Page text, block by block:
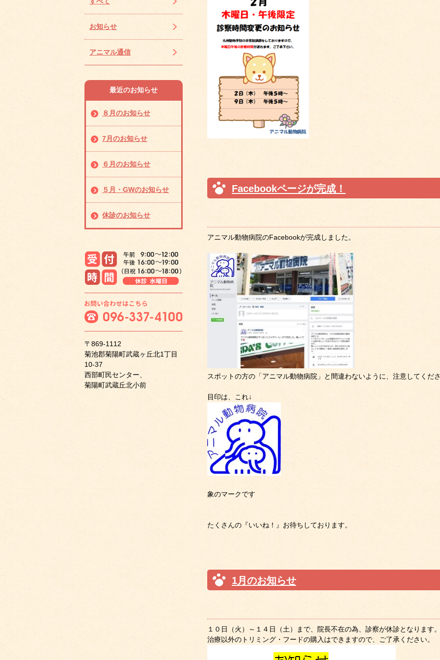
お知らせ
アニマル通信
最近のお知らせ
８月のお知らせ
7月のお知らせ
６月のお知らせ
５月・GWのお知らせ
休診のお知らせ
〒869-1112
菊池郡菊陽町武蔵ヶ丘北1丁目
10-37
西部町民センター、
菊陽町武蔵丘北小前
Facebookページが完成！
アニマル動物病院のFacebookが完成しました。
スポットの方の「アニマル動物病院」と間違わないように、注意してくだ
目印は、これ↓
象のマークです
たくさんの『いいね！』お待ちしております。
1月のお知らせ
１０日（火）～１４日（土）まで、院長不在の為、診察が休診となります
治療以外のトリミング・フードの購入はできますので、ご了承ください。